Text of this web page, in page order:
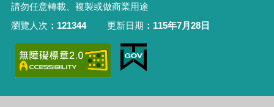
請勿任意轉載、複製或做商業用途
瀏覽人次
121344 更新日期 115年7月28日